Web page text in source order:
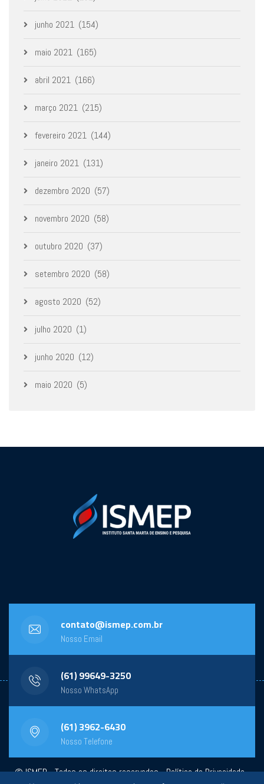
junho 2021 (154)
maio 2021 (165)
abril 2021 (166)
março 2021 (215)
fevereiro 2021 (144)
janeiro 2021 (131)
dezembro 2020 (57)
novembro 2020 (58)
outubro 2020 (37)
setembro 2020 (58)
agosto 2020 (52)
julho 2020 (1)
junho 2020 (12)
maio 2020 (5)
contato@ismep.com.br
Nosso Email
(61) 99649-3250
Nosso WhatsApp
(61) 3962-6430
Nosso Telefone
© ISMEP - Todos os direitos reservados -Política de Privacidade-